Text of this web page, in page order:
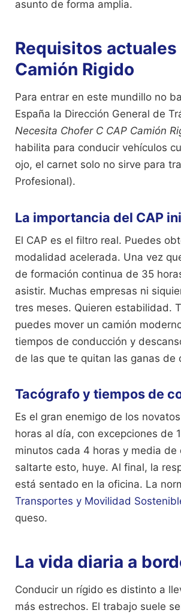
asunto de forma amplia.
Requisitos actuales
Camión Rigido
Para entrar en este mundillo no
España la Dirección General de
Necesita Chofer C CAP Camión
habilita para conducir vehículos
ojo, el carnet solo no sirve para
Profesional).
La importancia del CAP
El CAP es el filtro real. Puedes
modalidad acelerada. Una vez
de formación continua de 35
asistir. Muchas empresas ni
tres meses. Quieren estabilidad.
puedes mover un camión
tiempos de conducción y
de las que te quitan las ganas de
Tacógrafo y tiempos de
Es el gran enemigo de los
horas al día, con excepciones de
minutos cada 4 horas y media
saltarte esto, huye. Al final, la
está sentado en la oficina. La
Transportes y Movilidad
queso.
La vida diaria a
Conducir un rígido es distinto a
más estrechos. El trabajo suele